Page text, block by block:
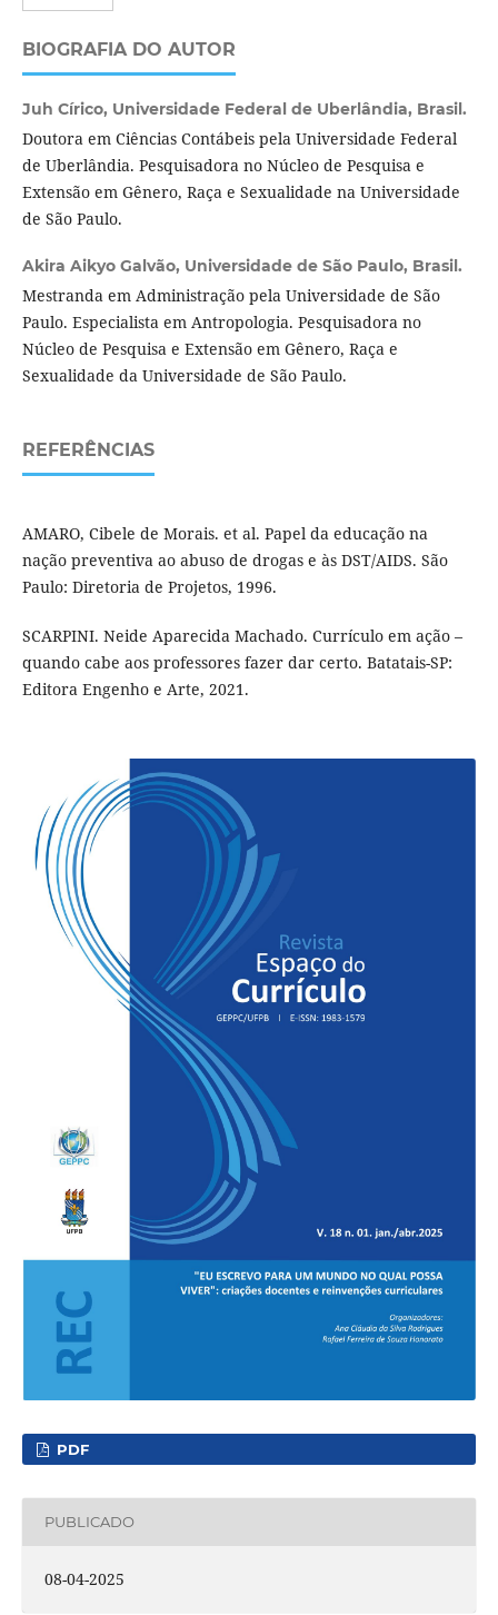
BIOGRAFIA DO AUTOR
Juh Círico, Universidade Federal de Uberlândia, Brasil.
Doutora em Ciências Contábeis pela Universidade Federal
de Uberlândia. Pesquisadora no Núcleo de Pesquisa e
Extensão em Gênero, Raça e Sexualidade na Universidade
de São Paulo.
Akira Aikyo Galvão, Universidade de São Paulo, Brasil.
Mestranda em Administração pela Universidade de São
Paulo. Especialista em Antropologia. Pesquisadora no
Núcleo de Pesquisa e Extensão em Gênero, Raça e
Sexualidade da Universidade de São Paulo.
REFERÊNCIAS
AMARO, Cibele de Morais. et al. Papel da educação na
nação preventiva ao abuso de drogas e às DST/AIDS. São
Paulo: Diretoria de Projetos, 1996.
SCARPINI. Neide Aparecida Machado. Currículo em ação –
quando cabe aos professores fazer dar certo. Batatais-SP:
Editora Engenho e Arte, 2021.
PDF
PUBLICADO
08-04-2025